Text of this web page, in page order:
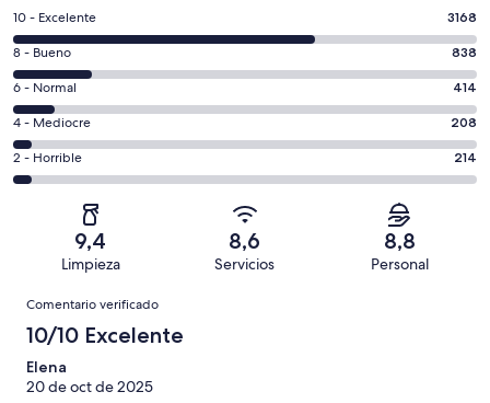
3168
comentarios
de
un
total
de
4842
con
puntuación
10 - Excelente 3168
838
comentarios
de
un
total
de
4842
puntuación
Bueno
8 - Bueno 838
414
comentarios
de
un
total
puntuación
Normal
6 - Normal 414
208
comentarios
de
una
puntuación
4 - Mediocre 208
214
comentarios
4842
una
puntuación
de
2 - Horrible 214
9,4
Limpieza
8,6
Servicios
8,8
Personal
Comentarios
Comentario verificado
10/10 Excelente
Elena
20 de oct de 2025